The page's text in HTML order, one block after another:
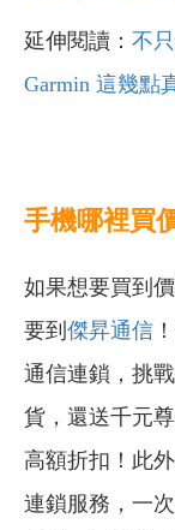
延伸閱讀： 不
Garmin 這幾點
手機哪裡買
如果想要買到
要到 傑昇通信
通信連鎖，挑
貨，還送千元
高額折扣！此
連鎖服務，一